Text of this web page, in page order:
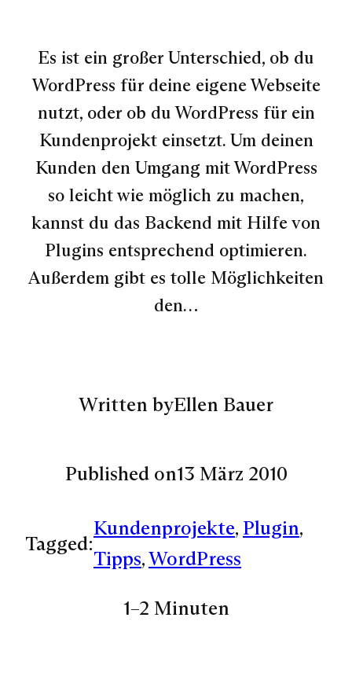
Es ist ein großer Unterschied, ob du
WordPress für deine eigene Webseite
nutzt, oder ob du WordPress für ein
Kundenprojekt einsetzt. Um deinen
Kunden den Umgang mit WordPress
so leicht wie möglich zu machen,
kannst du das Backend mit Hilfe von
Plugins entsprechend optimieren.
Außerdem gibt es tolle Möglichkeiten
den…
Written byEllen Bauer
Published on13 März 2010
Tagged:
Kundenprojekte, Plugin
Tipps, WordPress
1–2 Minuten